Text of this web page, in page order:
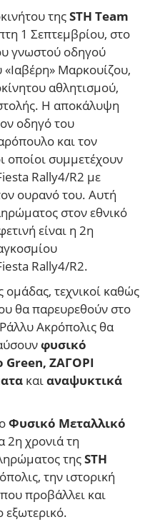
τηςSTH Team
1 Σεπτεμβρίου, στο
γνωστού οδηγού
Μαρκουίζου,
αθλητισμού,
Η αποκάλυψη
οδηγό του
και τον
οποίοι συμμετέχουν
Rally4/R2 με
ουρανό του. Αυτή
στον εθνικό
είναι η 2η
Rally4/R2.
τεχνικοί καθώς
θα παρευρεθούν στο
Ακρόπολις θα
φυσικό
Green, ΖΑΓΟΡΙ
καιαναψυκτικά
Φυσικό Μεταλλικό
2η χρονιά τη
τηςSTH
την ιστορική
προβάλλει και
εξωτερικό.